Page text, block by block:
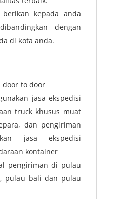
kepada anda
dengan
di kota anda.
door to door
jasa ekspedisi
truck khusus muat
dan pengiriman
jasa ekspedisi
kontainer
pengiriman di pulau
pulau bali dan pulau